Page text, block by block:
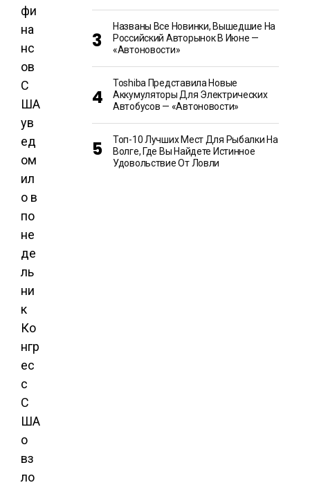
фи
на
нс
ов
С
ША
ув
ед
ом
ил
о в
по
не
де
ль
ни
к
Ко
нгр
ес
с
С
ША
о
вз
ло
Названы Все Новинки, Вышедшие На
Российский Авторынок В Июне —
«Автоновости»
Toshiba Представила Новые
Аккумуляторы Для Электрических
Автобусов — «Автоновости»
Топ-10 Лучших Мест Для Рыбалки На
Волге, Где Вы Найдете Истинное
Удовольствие От Ловли